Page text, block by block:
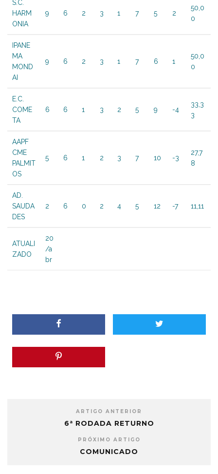
S.C.
HARM
ONIA
9 6 2 3 1 7 5 2
50,0
0
IPANE
MA
MOND
AI
9 6 2 3 1 7 6 1
50,0
0
E.C.
COME
TA
6 6 1 3 2 5 9 -4
33,3
3
AAPF
CME
PALMIT
OS
5 6 1 2 3 7 10 -3
27,7
8
AD.
SAUDA
DES
2 6 0 2 4 5 12 -7 11,11
ATUALI
ZADO
20
/a
br
ARTIGO ANTERIOR
6ª RODADA RETURNO
PRÓXIMO ARTIGO
COMUNICADO